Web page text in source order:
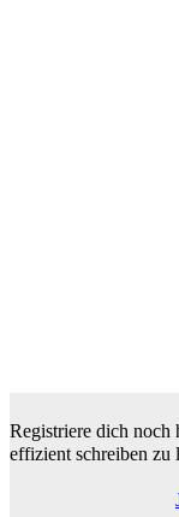
Registriere dich noch
effizient schreiben zu